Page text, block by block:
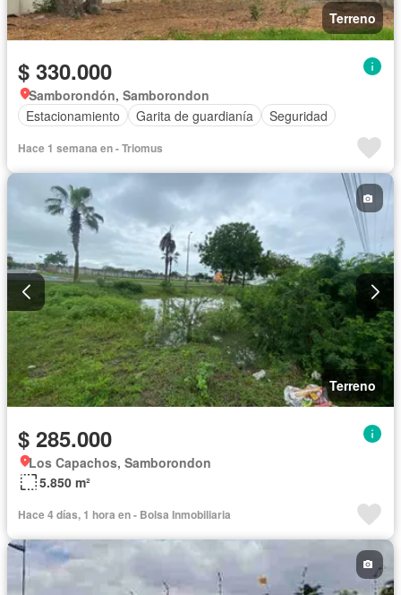
Terreno
$ 330.000
Samborondón, Samborondon
Estacionamiento
Garita de guardianía Seguridad
Hace 1 semana en - Triomus
Terreno
$ 285.000
Los Capachos, Samborondon
5.850 m²
Hace 4 días, 1 hora en - Bolsa Inmobiliaria